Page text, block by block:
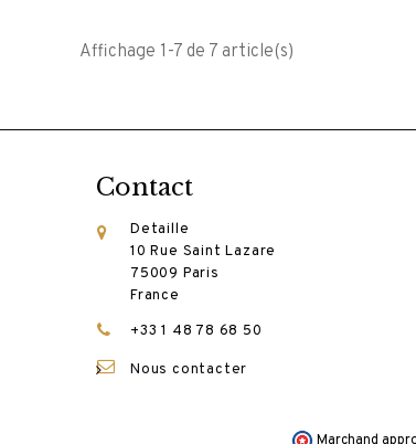
Affichage 1-7 de 7 article(s)
Contact
Detaille
10 Rue Saint Lazare
75009 Paris
France
+33 1 48 78 68 50
Nous contacter